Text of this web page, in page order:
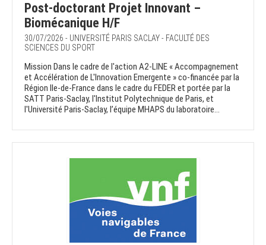
Post-doctorant Projet Innovant –
Biomécanique H/F
30/07/2026 - UNIVERSITÉ PARIS SACLAY - FACULTÉ DES
SCIENCES DU SPORT
Mission Dans le cadre de l'action A2-LINE « Accompagnement
et Accélération de L'Innovation Emergente » co-financée par la
Région Ile-de-France dans le cadre du FEDER et portée par la
SATT Paris-Saclay, l'Institut Polytechnique de Paris, et
l'Université Paris-Saclay, l’équipe MHAPS du laboratoire...